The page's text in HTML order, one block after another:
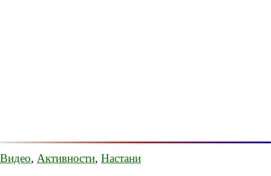
Видео, Активности, Настани